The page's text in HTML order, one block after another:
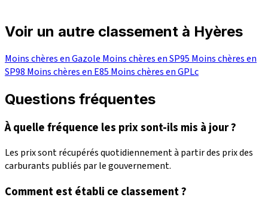
Voir un autre classement à Hyères
Moins chères en Gazole Moins chères en SP95 Moins chères en
SP98 Moins chères en E85 Moins chères en GPLc
Questions fréquentes
À quelle fréquence les prix sont-ils mis à jour ?
Les prix sont récupérés quotidiennement à partir des prix des
carburants publiés par le gouvernement.
Comment est établi ce classement ?